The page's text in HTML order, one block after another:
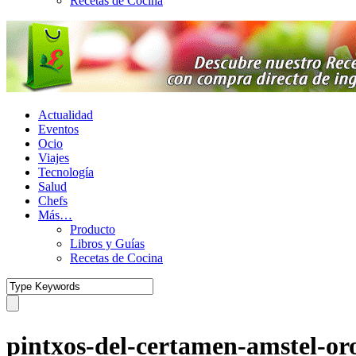
Actualidad
Eventos
Ocio
Viajes
Tecnología
Salud
Chefs
Más…
Producto
Libros y Guías
Recetas de Cocina
pintxos-del-certamen-amstel-